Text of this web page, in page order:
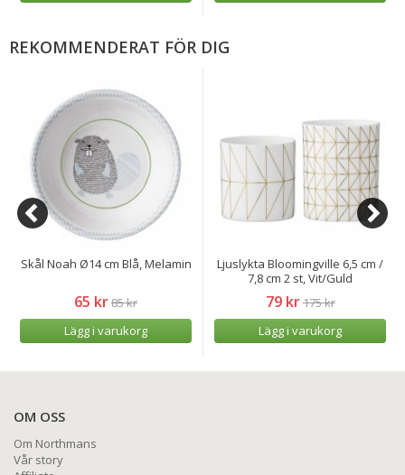
REKOMMENDERAT FÖR DIG
Skål Noah Ø14 cm Blå, Melamin
65 kr85 kr
Lägg i varukorg
Ljuslykta Bloomingville 6,5 cm /
7,8 cm 2 st, Vit/Guld
79 kr175 kr
Lägg i varukorg
OM OSS
Om Northmans
Vår story